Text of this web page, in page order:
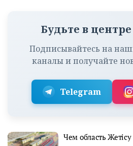
Будьте в
Подписывайтесь на
каналы и получайте
Telegram
Чем область